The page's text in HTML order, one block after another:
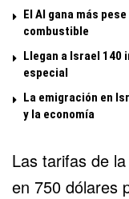
El Al gana más
combustible
Llegan a Israel 140
especial
La emigración en
y la economía
Las tarifas de
en 750 dólares